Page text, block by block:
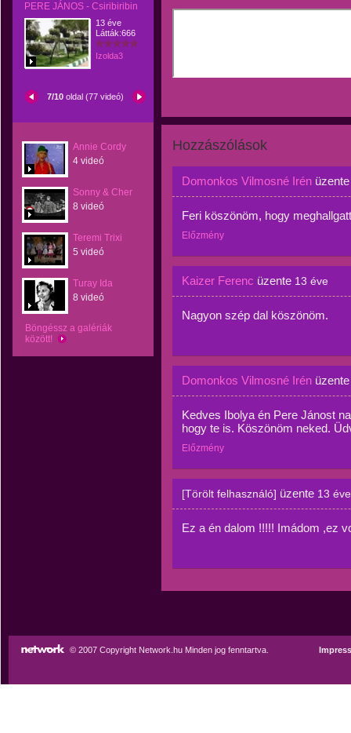
PERE JÁNOS - Csiribiribin
13 éve
Látták:666
Izolda3
7/10 oldal (77 videó)
Annie Cordy
4 videó
Sonny & Cher
8 videó
Teremi Trixi
5 videó
Turay Ida
8 videó
Böngéssz a galériák
között!
Hozzászólások
Domonkos Vilmosné Irén
Feri köszönöm, hogy
Előzmény
Kaizer Ferenc üzente 13 éve
Nagyon szép dal köszönöm.
Domonkos Vilmosné Irén
Kedves Ibolya én Pere Jánost
hogy te is. Köszönöm neked.
Előzmény
[Törölt felhasználó] üzente 13 éve
Ez a én dalom !!!!! Imádom ,ez
© 2007 Copyright Network.hu Minden jog fenntartva.